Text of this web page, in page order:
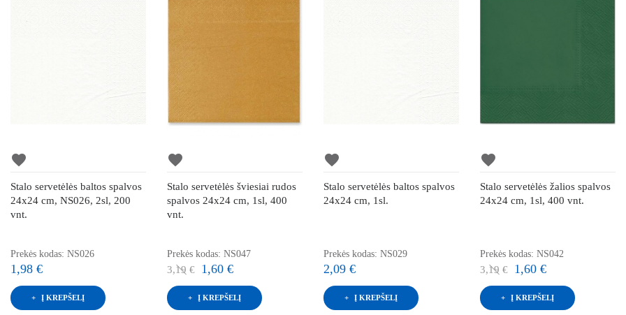
favorite
Stalo servetėlės baltos spalvos
24x24 cm, NS026, 2sl, 200
vnt.
Prekės kodas: NS026
1,98 €
Į KREPŠELĮ
favorite
Stalo servetėlės šviesiai rudos
spalvos 24x24 cm, 1sl, 400
vnt.
Prekės kodas: NS047
3,19 € 1,60 €
Į KREPŠELĮ
favorite
Stalo servetėlės baltos spalvos
24x24 cm, 1sl.
Prekės kodas: NS029
2,09 €
Į KREPŠELĮ
favorite
Stalo servetėlės žalios spalvos
24x24 cm, 1sl, 400 vnt.
Prekės kodas: NS042
3,19 € 1,60 €
Į KREPŠELĮ